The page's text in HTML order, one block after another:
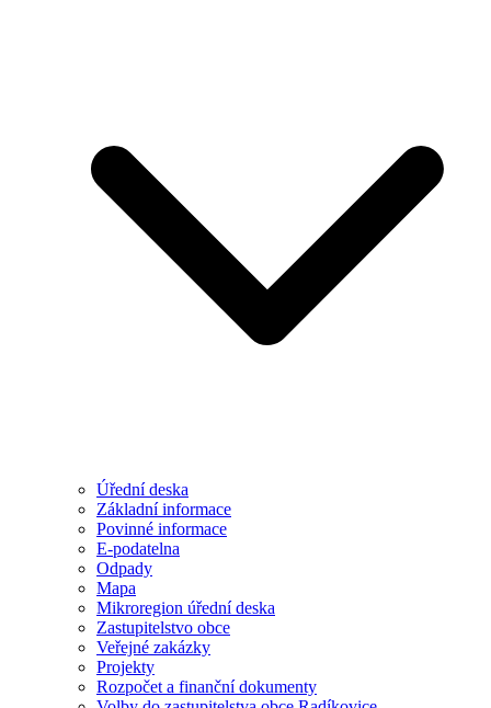
Úřední deska
Základní informace
Povinné informace
E-podatelna
Odpady
Mapa
Mikroregion úřední deska
Zastupitelstvo obce
Veřejné zakázky
Projekty
Rozpočet a finanční dokumenty